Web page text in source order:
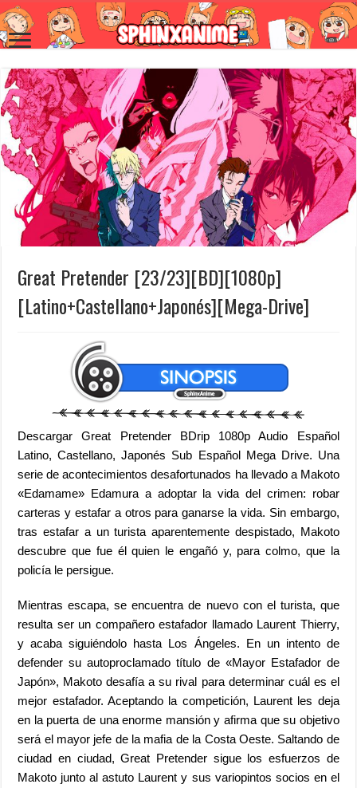
Great Pretender [23/23][BD][1080p]
[Latino+Castellano+Japonés][Mega-Drive]
Descargar Great Pretender BDrip 1080p Audio Español
Latino, Castellano, Japonés Sub Español Mega Drive. Una
serie de acontecimientos desafortunados ha llevado a Makoto
«Edamame» Edamura a adoptar la vida del crimen: robar
carteras y estafar a otros para ganarse la vida. Sin embargo,
tras estafar a un turista aparentemente despistado, Makoto
descubre que fue él quien le engañó y, para colmo, que la
policía le persigue.
Mientras escapa, se encuentra de nuevo con el turista, que
resulta ser un compañero estafador llamado Laurent Thierry,
y acaba siguiéndolo hasta Los Ángeles. En un intento de
defender su autoproclamado título de «Mayor Estafador de
Japón», Makoto desafía a su rival para determinar cuál es el
mejor estafador. Aceptando la competición, Laurent les deja
en la puerta de una enorme mansión y afirma que su objetivo
será el mayor jefe de la mafia de la Costa Oeste. Saltando de
ciudad en ciudad, Great Pretender sigue los esfuerzos de
Makoto junto al astuto Laurent y sus variopintos socios en el